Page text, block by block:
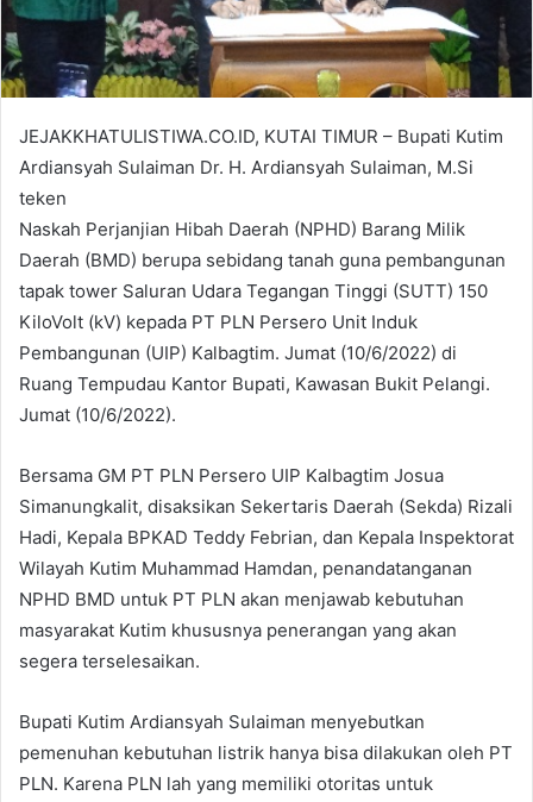
JEJAKKHATULISTIWA.CO.ID, KUTAI TIMUR – Bupati Kutim
Ardiansyah Sulaiman Dr. H. Ardiansyah Sulaiman, M.Si
teken
Naskah Perjanjian Hibah Daerah (NPHD) Barang Milik
Daerah (BMD) berupa sebidang tanah guna pembangunan
tapak tower Saluran Udara Tegangan Tinggi (SUTT) 150
KiloVolt (kV) kepada PT PLN Persero Unit Induk
Pembangunan (UIP) Kalbagtim. Jumat (10/6/2022) di
Ruang Tempudau Kantor Bupati, Kawasan Bukit Pelangi.
Jumat (10/6/2022).
Bersama GM PT PLN Persero UIP Kalbagtim Josua
Simanungkalit, disaksikan Sekertaris Daerah (Sekda) Rizali
Hadi, Kepala BPKAD Teddy Febrian, dan Kepala Inspektorat
Wilayah Kutim Muhammad Hamdan, penandatanganan
NPHD BMD untuk PT PLN akan menjawab kebutuhan
masyarakat Kutim khususnya penerangan yang akan
segera terselesaikan.
Bupati Kutim Ardiansyah Sulaiman menyebutkan
pemenuhan kebutuhan listrik hanya bisa dilakukan oleh PT
PLN. Karena PLN lah yang memiliki otoritas untuk